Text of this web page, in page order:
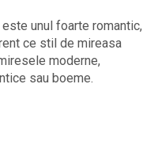
este unul foarte romantic,
ce stil de mireasa
moderne,
sau boeme.